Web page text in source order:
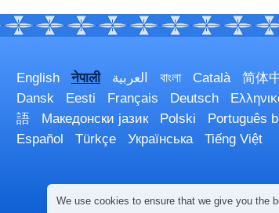
English नेपाली العربية বাংলা Català 简体
Dansk
Eesti Français Deutsch
語
Македонски јазик Polski Português
Español
Türkçe Українська Tiếng Việt
We use cookies to ensure that we give you the